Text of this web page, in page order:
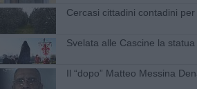
Cercasi cittadini contadini
Svelata alle Cascine la
Il “dopo” Matteo Messina